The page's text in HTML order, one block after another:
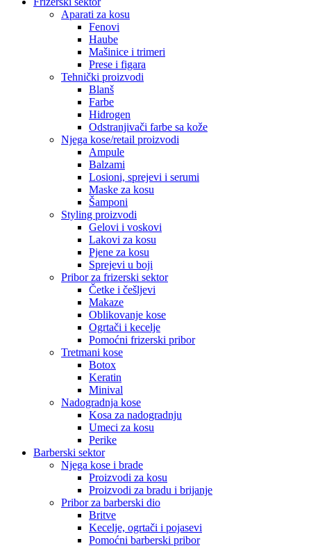
Aparati za kosu
Fenovi
Haube
Mašinice i trimeri
Prese i figara
Tehnički proizvodi
Blanš
Farbe
Hidrogen
Odstranjivači farbe sa kože
Njega kose/retail proizvodi
Ampule
Balzami
Losioni, sprejevi i serumi
Maske za kosu
Šamponi
Styling proizvodi
Gelovi i voskovi
Lakovi za kosu
Pjene za kosu
Sprejevi u boji
Pribor za frizerski sektor
Četke i češljevi
Makaze
Oblikovanje kose
Ogrtači i kecelje
Pomoćni frizerski pribor
Tretmani kose
Botox
Keratin
Minival
Nadogradnja kose
Kosa za nadogradnju
Umeci za kosu
Perike
Barberski sektor
Njega kose i brade
Proizvodi za kosu
Proizvodi za bradu i brijanje
Pribor za barberski dio
Britve
Kecelje, ogrtači i pojasevi
Pomoćni barberski pribor